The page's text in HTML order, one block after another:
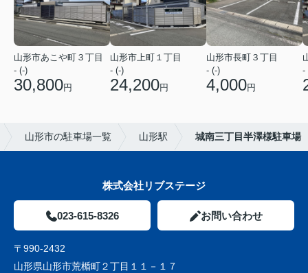
山形市あこや町３丁目
- (-)
30,800円
山形市上町１丁目
- (-)
24,200円
山形市長町３丁目
- (-)
4,000円
-
山形市の駐車場一覧 山形駅 城南三丁目半澤様駐車場
株式会社リブステージ
023-615-8326 お問い合わせ
〒990-2432
山形県山形市荒楯町２丁目１１－１７